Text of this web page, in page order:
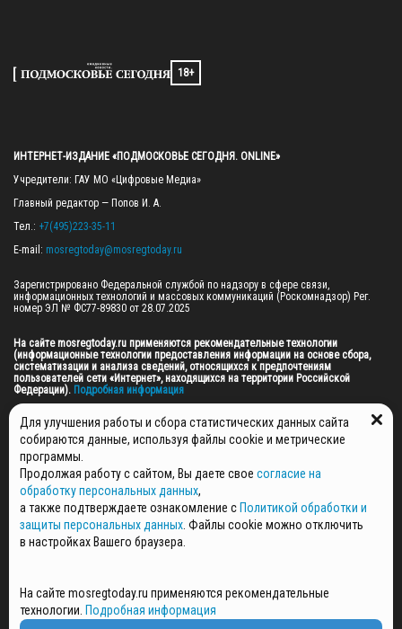
18+
ИНТЕРНЕТ-ИЗДАНИЕ «ПОДМОСКОВЬЕ СЕГОДНЯ. ONLINE»
Учредители: ГАУ МО «Цифровые Медиа»
Главный редактор — Попов И. А.
Тел.: +7(495)223-35-11
E-mail: mosregtoday@mosregtoday.ru
Зарегистрировано Федеральной службой по надзору в сфере связи,
информационных технологий и массовых коммуникаций (Роскомнадзор) Рег.
номер ЭЛ № ФС77-89830 от 28.07.2025
На сайте mosregtoday.ru применяются рекомендательные технологии
(информационные технологии предоставления информации на основе сбора,
систематизации и анализа сведений, относящихся к предпочтениям
пользователей сети «Интернет», находящихся на территории Российской
Федерации). Подробная информация
© 2026 ПРАВА НА ВСЕ МАТЕРИАЛЫ САЙТА ПРИНАДЛЕЖАТ ГАУ МО "ЦИФРОВЫЕ
МЕДИА" (ОГРН: 1255000059467).
ПОЛИТИКА ОБРАБОТКИ И ЗАЩИТЫ ПЕРСОНАЛЬНЫХ ДАННЫХ
НОВОСТИ
ГАЗЕТЫ
РЕКЛАМОДАТЕЛЯМ
СПЕЦПРОЕКТЫ
СТАТЬИ
Для улучшения работы и сбора статистических данных сайта
собираются данные, используя файлы cookie и метрические
программы.
Продолжая работу с сайтом, Вы даете свое согласие на
обработку персональных данных,
а также подтверждаете ознакомление с Политикой обработки и
защиты персональных данных . Файлы cookie можно отключить
в настройках Вашего браузера.
На сайте mosregtoday.ru применяются рекомендательные
технологии. Подробная информация